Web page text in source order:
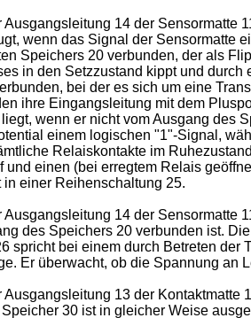
Ausgangsleitung 14 der Sensormatte
wenn das Signal der Sensormatte
Speichers 20 verbunden, der als
in den Setzzustand kippt und
bei der es sich um eine
ihre Eingangsleitung mit dem
wenn er nicht vom Ausgang des
einem logischen "1"-Signal,
Relaiskontakte im
und einen (bei erregtem Relais
einer Reihenschaltung 25.
Ausgangsleitung 14 der Sensormatte
des Speichers 20 verbunden ist.
spricht bei einem durch Betreten der
Er überwacht, ob die Spannung an
Ausgangsleitung 13 der
30 ist in gleicher Weise